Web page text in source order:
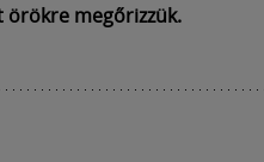
örökre megőrizzük.